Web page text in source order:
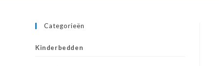
Categorieën
Kinderbedden